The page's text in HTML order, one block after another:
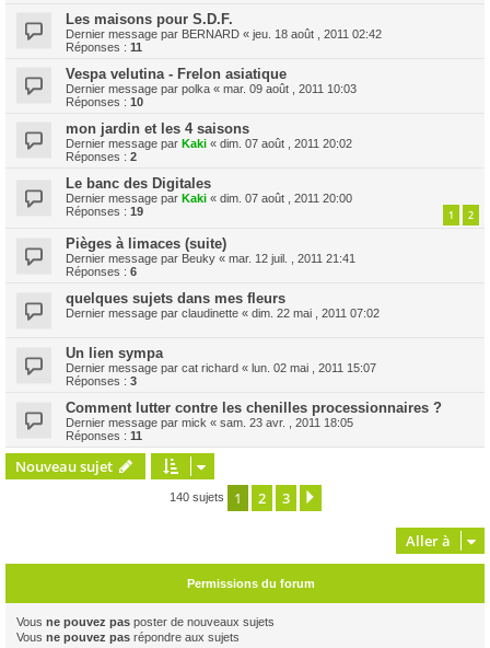
Les maisons pour S.D.F.
Dernier message par BERNARD « jeu. 18 août , 2011 02:42
Réponses : 11
Vespa velutina - Frelon asiatique
Dernier message par polka « mar. 09 août , 2011 10:03
Réponses : 10
mon jardin et les 4 saisons
Dernier message par Kaki « dim. 07 août , 2011 20:02
Réponses : 2
Le banc des Digitales
Dernier message par Kaki « dim. 07 août , 2011 20:00
Réponses : 19 1 2
Pièges à limaces (suite)
Dernier message par Beuky « mar. 12 juil. , 2011 21:41
Réponses : 6
quelques sujets dans mes fleurs
Dernier message par claudinette « dim. 22 mai , 2011 07:02
Un lien sympa
Dernier message par cat richard « lun. 02 mai , 2011 15:07
Réponses : 3
Comment lutter contre les chenilles processionnaires ?
Dernier message par mick « sam. 23 avr. , 2011 18:05
Réponses : 11
Nouveau sujet
140 sujets 1 2 3
Aller à
Permissions du forum
Vous ne pouvez pas poster de nouveaux sujets
Vous ne pouvez pas répondre aux sujets